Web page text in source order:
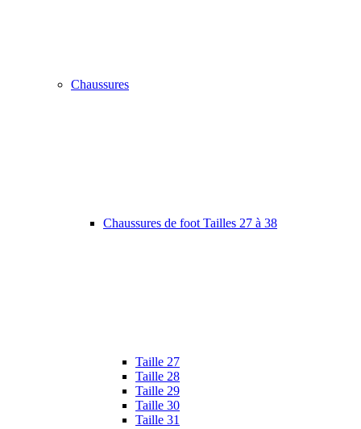
Chaussures
Chaussures de foot Tailles 27 à 38
Taille 27
Taille 28
Taille 29
Taille 30
Taille 31